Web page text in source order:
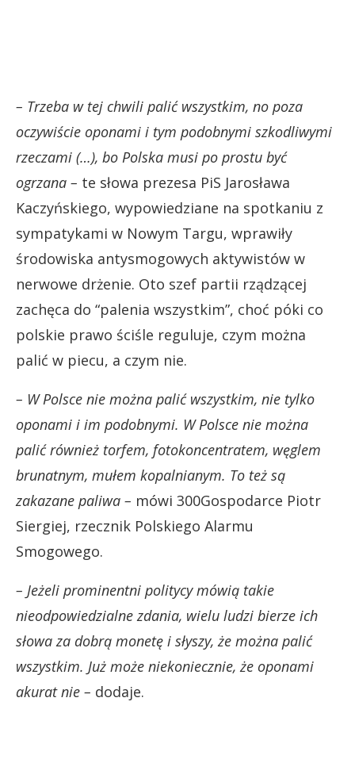
– Trzeba w tej chwili palić wszystkim, no poza
oczywiście oponami i tym podobnymi szkodliwymi
rzeczami (…), bo Polska musi po prostu być
ogrzana – te słowa prezesa PiS Jarosława
Kaczyńskiego, wypowiedziane na spotkaniu z
sympatykami w Nowym Targu, wprawiły
środowiska antysmogowych aktywistów w
nerwowe drżenie. Oto szef partii rządzącej
zachęca do “palenia wszystkim”, choć póki co
polskie prawo ściśle reguluje, czym można
palić w piecu, a czym nie.
– W Polsce nie można palić wszystkim, nie tylko
oponami i im podobnymi. W Polsce nie można
palić również torfem, fotokoncentratem, węglem
brunatnym, mułem kopalnianym. To też są
zakazane paliwa – mówi 300Gospodarce Piotr
Siergiej, rzecznik Polskiego Alarmu
Smogowego.
– Jeżeli prominentni politycy mówią takie
nieodpowiedzialne zdania, wielu ludzi bierze ich
słowa za dobrą monetę i słyszy, że można palić
wszystkim. Już może niekoniecznie, że oponami
akurat nie – dodaje.